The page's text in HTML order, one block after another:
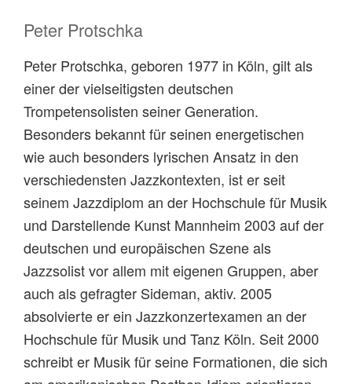
Peter Protschka
Peter Protschka, geboren 1977 in Köln, gilt als
einer der vielseitigsten deutschen
Trompetensolisten seiner Generation.
Besonders bekannt für seinen energetischen
wie auch besonders lyrischen Ansatz in den
verschiedensten Jazzkontexten, ist er seit
seinem Jazzdiplom an der Hochschule für Musik
und Darstellende Kunst Mannheim 2003 auf der
deutschen und europäischen Szene als
Jazzsolist vor allem mit eigenen Gruppen, aber
auch als gefragter Sideman, aktiv. 2005
absolvierte er ein Jazzkonzertexamen an der
Hochschule für Musik und Tanz Köln. Seit 2000
schreibt er Musik für seine Formationen, die sich